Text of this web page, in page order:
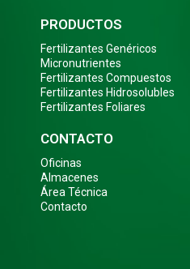
PRODUCTOS
Fertilizantes Genéricos
Micronutrientes
Fertilizantes Compuestos
Fertilizantes Hidrosolubles
Fertilizantes Foliares
CONTACTO
Oficinas
Almacenes
Área Técnica
Contacto